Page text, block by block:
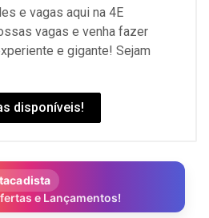
e vagas aqui na 4E
vagas e venha fazer
e gigante! Sejam
disponíveis!
e Lançamentos!